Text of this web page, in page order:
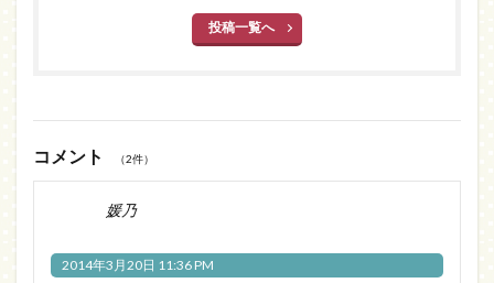
投稿一覧へ
コメント （2件）
媛乃
2014年3月20日 11:36 PM